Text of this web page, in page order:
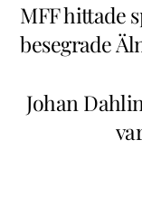
MFF hittade
besegrade
Johan